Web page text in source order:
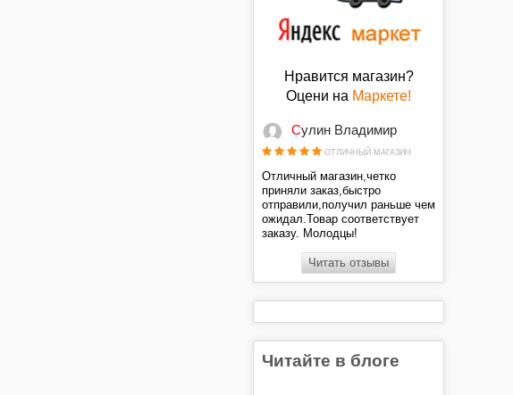
Нравится магазин?
Оцени на Маркете!
Сулин Владимир
ОТЛИЧНЫЙ МАГАЗИН
Отличный магазин,четко
приняли заказ,быстро
отправили,получил раньше чем
ожидал.Товар соответствует
заказу. Молодцы!
Читать отзывы
Читайте в блоге